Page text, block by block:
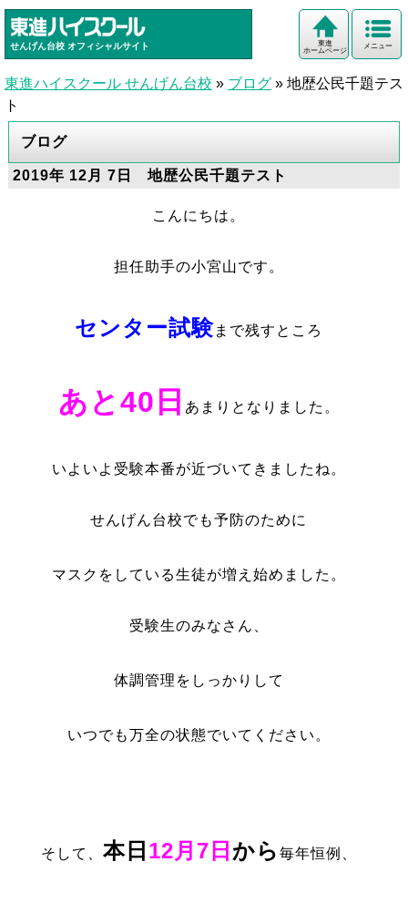
せんげん台校 オフィシャルサイト メニュー
東進
ホームページ
東進ハイスクール せんげん台校 » ブログ » 地歴公民千題テス
ト
ブログ
2019年 12月 7日 地歴公民千題テスト
こんにちは。
担任助手の小宮山です。
センター試験まで残すところ
あと40日 あまりとなりました。
いよいよ受験本番が近づいてきましたね。
せんげん台校でも予防のために
マスクをしている生徒が増え始めました。
受験生のみなさん、
体調管理をしっかりして
いつでも万全の状態でいてください。
そして、 本日 12月7日 から 毎年恒例、